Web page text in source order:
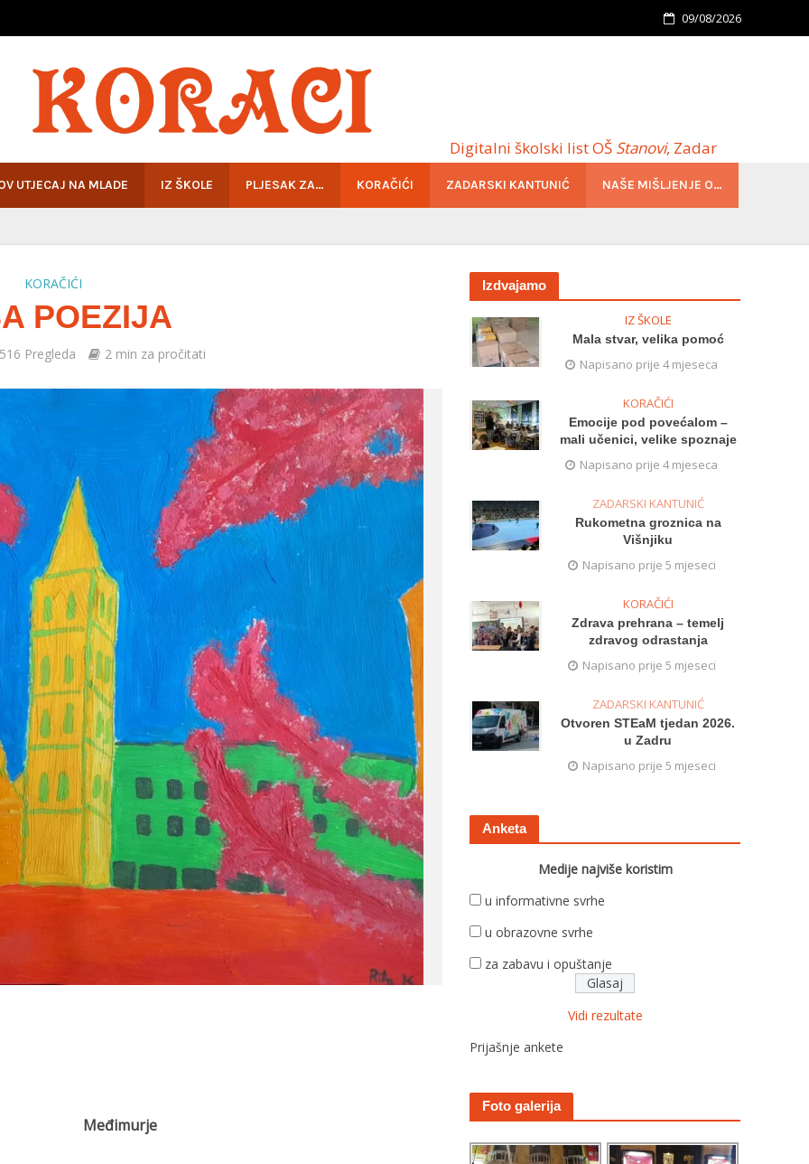
09/08/2026
Digitalni školski list OŠStanovi, Zadar
UTJECAJ NA MLADE IZ ŠKOLE PLJESAK ZA… KORAČIĆI ZADARSKI KANTUNIĆ NAŠE MIŠLJENJE O…
KORAČIĆI
POEZIJA
516 Pregleda 2 min za pročitati
Međimurje
Izdvajamo
IZ ŠKOLE
Mala stvar, velika pomoć
Napisano prije 4 mjeseca
KORAČIĆI
Emocije pod povećalom –
mali učenici, velike spoznaje
Napisano prije 4 mjeseca
ZADARSKI KANTUNIĆ
Rukometna groznica na
Višnjiku
Napisano prije 5 mjeseci
KORAČIĆI
Zdrava prehrana – temelj
zdravog odrastanja
Napisano prije 5 mjeseci
ZADARSKI KANTUNIĆ
Otvoren STEaM tjedan 2026.
u Zadru
Napisano prije 5 mjeseci
Anketa
Medije najviše koristim
u informativne svrhe
u obrazovne svrhe
za zabavu i opuštanje
Vidi rezultate
Prijašnje ankete
Foto galerija